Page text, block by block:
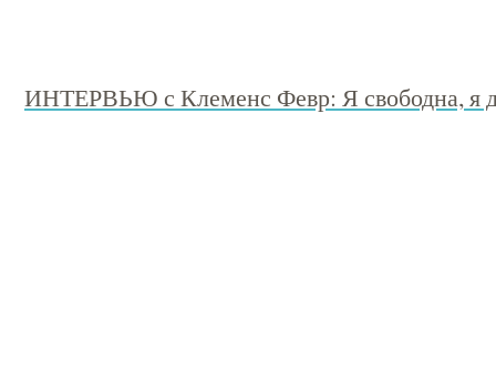
ИНТЕРВЬЮ с Клеменс Февр: Я свободна, я